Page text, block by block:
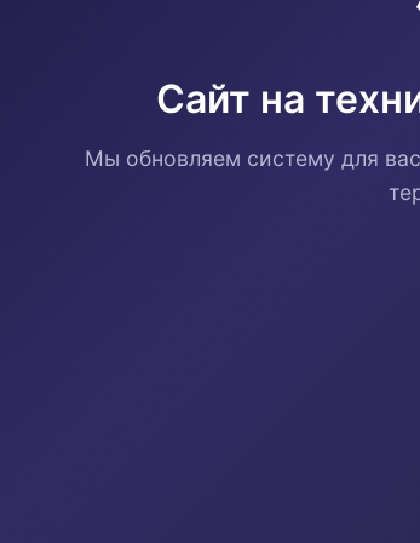
Сайт на
Мы обновляем систему для